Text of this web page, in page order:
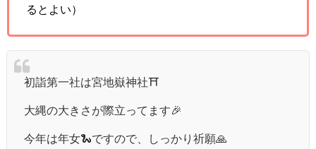
るとよい）
初詣第一社は宮地嶽神社⛩️
大縄の大きさが際立ってます🎉
今年は年女🐍ですので、しっかり祈願🙏